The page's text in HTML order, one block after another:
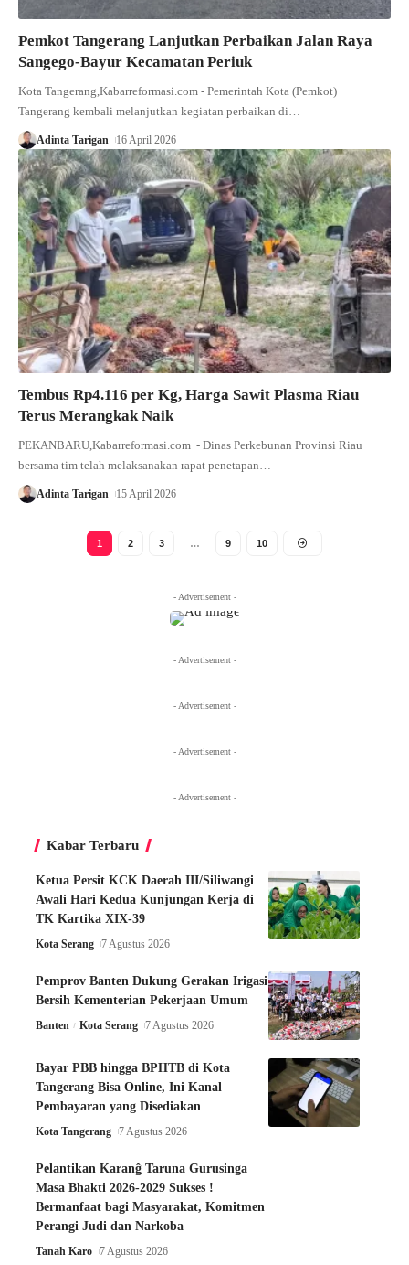
Pemkot Tangerang Lanjutkan Perbaikan Jalan Raya
Sangego-Bayur Kecamatan Periuk
Kota Tangerang,Kabarreformasi.com - Pemerintah Kota (Pemkot)
Tangerang kembali melanjutkan kegiatan perbaikan di…
Adinta Tarigan 16 April 2026
Tembus Rp4.116 per Kg, Harga Sawit Plasma Riau
Terus Merangkak Naik
PEKANBARU,Kabarreformasi.com - Dinas Perkebunan Provinsi Riau
bersama tim telah melaksanakan rapat penetapan…
Adinta Tarigan 15 April 2026
1 2 3 … 9 10
- Advertisement -
- Advertisement -
- Advertisement -
- Advertisement -
- Advertisement -
Kabar Terbaru
Ketua Persit KCK Daerah III/Siliwangi
Awali Hari Kedua Kunjungan Kerja di
TK Kartika XIX-39
Kota Serang 7 Agustus 2026
Pemprov Banten Dukung Gerakan Irigasi
Bersih Kementerian Pekerjaan Umum
Banten Kota Serang 7 Agustus 2026
Bayar PBB hingga BPHTB di Kota
Tangerang Bisa Online, Ini Kanal
Pembayaran yang Disediakan
Kota Tangerang 7 Agustus 2026
Pelantikan Karanĝ Taruna Gurusinga
Masa Bhakti 2026-2029 Sukses !
Bermanfaat bagi Masyarakat, Komitmen
Perangi Judi dan Narkoba
Tanah Karo 7 Agustus 2026